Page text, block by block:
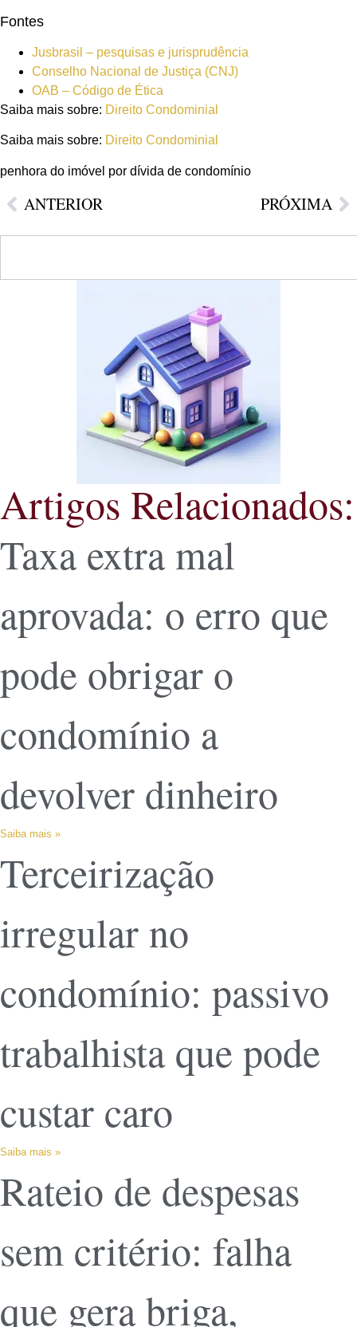
Fontes
Jusbrasil – pesquisas e jurisprudência
Conselho Nacional de Justiça (CNJ)
OAB – Código de Ética
Saiba mais sobre: Direito Condominial
Saiba mais sobre: Direito Condominial
penhora do imóvel por dívida de condomínio
ANTERIOR PRÓXIMA
Artigos Relacionados:
Taxa extra mal
aprovada: o erro que
pode obrigar o
condomínio a
devolver dinheiro
Saiba mais »
Terceirização
irregular no
condomínio: passivo
trabalhista que pode
custar caro
Saiba mais »
Rateio de despesas
sem critério: falha
que gera briga,